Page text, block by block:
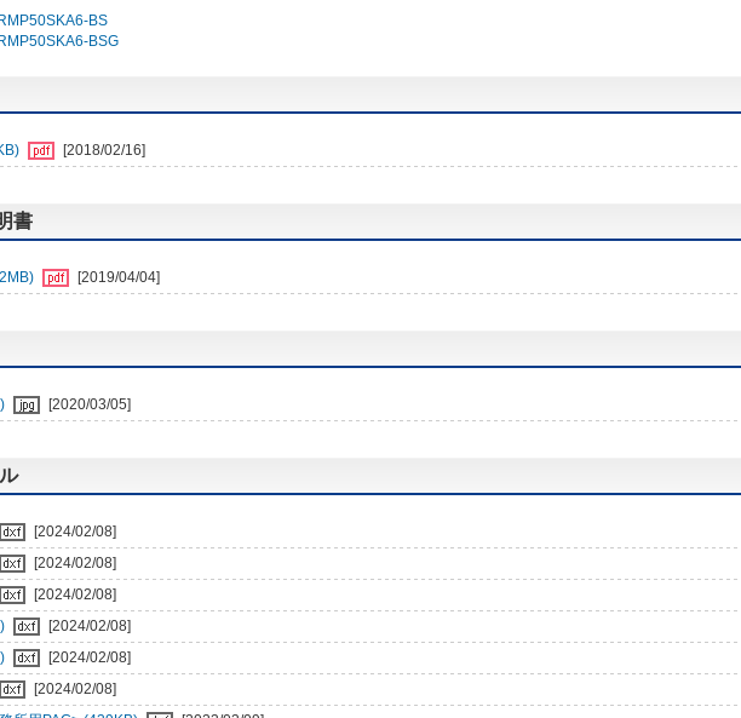
BS
BSG
[2018/02/16]
書
[2019/04/04]
[2020/03/05]
[2024/02/08]
[2024/02/08]
[2024/02/08]
[2024/02/08]
[2024/02/08]
[2024/02/08]